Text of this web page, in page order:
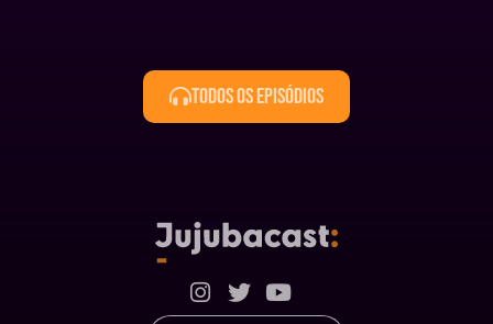
Todos os Episódios